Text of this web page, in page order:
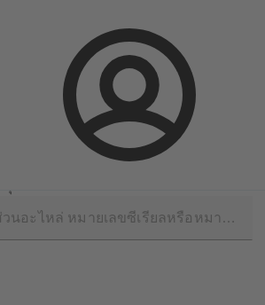
ล็อกอิน
บี กำหนดค่าผลิตภัณฑ์
โนโลยีสำหรับงานน้ำ